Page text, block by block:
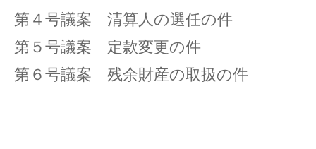
第４号議案 清算人の選任の件
第５号議案 定款変更の件
第６号議案 残余財産の取扱の件